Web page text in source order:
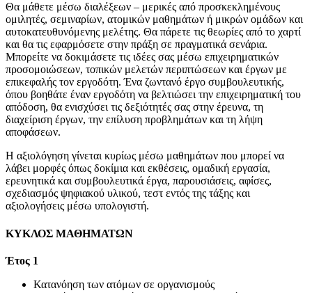
Θα μάθετε μέσω διαλέξεων – μερικές από προσκεκλημένους
ομιλητές, σεμιναρίων, ατομικών μαθημάτων ή μικρών ομάδων και
αυτοκατευθυνόμενης μελέτης. Θα πάρετε τις θεωρίες από το χαρτί
και θα τις εφαρμόσετε στην πράξη σε πραγματικά σενάρια.
Μπορείτε να δοκιμάσετε τις ιδέες σας μέσω επιχειρηματικών
προσομοιώσεων, τοπικών μελετών περιπτώσεων και έργων με
επικεφαλής τον εργοδότη. Ένα ζωντανό έργο συμβουλευτικής,
όπου βοηθάτε έναν εργοδότη να βελτιώσει την επιχειρηματική του
απόδοση, θα ενισχύσει τις δεξιότητές σας στην έρευνα, τη
διαχείριση έργων, την επίλυση προβλημάτων και τη λήψη
αποφάσεων.
Η αξιολόγηση γίνεται κυρίως μέσω μαθημάτων που μπορεί να
λάβει μορφές όπως δοκίμια και εκθέσεις, ομαδική εργασία,
ερευνητικά και συμβουλευτικά έργα, παρουσιάσεις, αφίσες,
σχεδιασμός ψηφιακού υλικού, τεστ εντός της τάξης και
αξιολογήσεις μέσω υπολογιστή.
ΚΥΚΛΟΣ ΜΑΘΗΜΑΤΩΝ
Έτος 1
Κατανόηση των ατόμων σε οργανισμούς